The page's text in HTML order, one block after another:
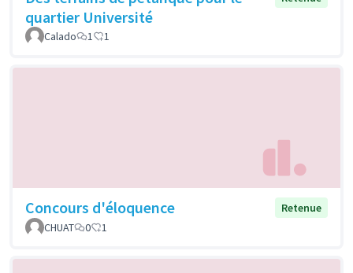
quartier Université
Calado 1 1
Concours d'éloquence
Retenue
CHUAT
0 1